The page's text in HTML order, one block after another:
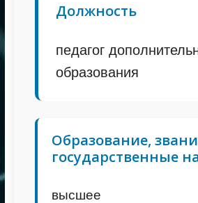
Должность
педагог
образования
Образование,
государственные
высшее